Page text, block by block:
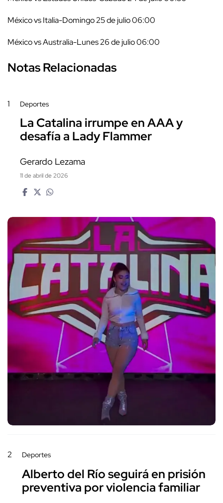
México vs Italia-Domingo 25 de julio 06:00
México vs Australia-Lunes 26 de julio 06:00
Notas Relacionadas
1 Deportes
La Catalina irrumpe en AAA y
desafía a Lady Flammer
Gerardo Lezama
11 de abril de 2026
2 Deportes
Alberto del Río seguirá en prisión
preventiva por violencia familiar